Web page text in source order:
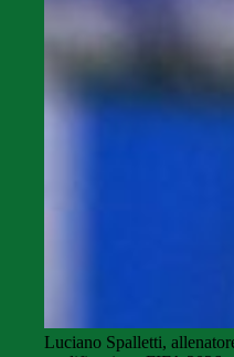
Luciano Spalletti,